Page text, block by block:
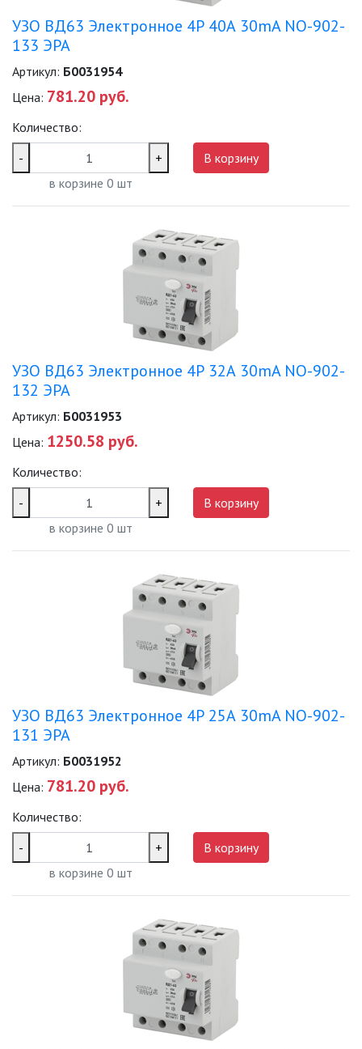
УЗО ВД63 Электронное 4Р 40А 30mA NO-902-
133 ЭРА
Артикул: Б0031954
Цена: 781.20 руб.
Количество:
-
+
в корзине 0 шт
В корзину
УЗО ВД63 Электронное 4Р 32А 30mA NO-902-
132 ЭРА
Артикул: Б0031953
Цена: 1250.58 руб.
Количество:
-
+
в корзине 0 шт
В корзину
УЗО ВД63 Электронное 4Р 25А 30mA NO-902-
131 ЭРА
Артикул: Б0031952
Цена: 781.20 руб.
Количество:
-
+
в корзине 0 шт
В корзину